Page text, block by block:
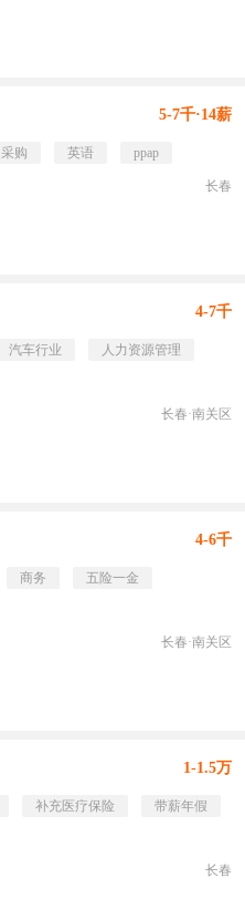
5-7千·14薪
采购 英语 ppap
长春
4-7千
汽车行业
人力资源管理
长春·南关区
4-6千
商务
五险一金
长春·南关区
1-1.5万
补充医疗保险
带薪年假
长春